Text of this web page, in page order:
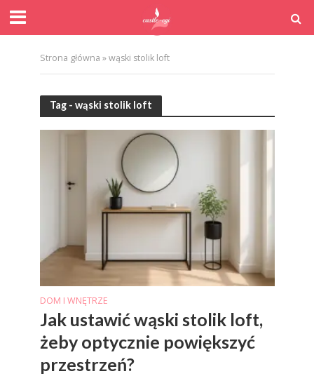
Strona główna »wąski stolik loft
Tag - wąski stolik loft
DOM I WNĘTRZE
Jak ustawić wąski stolik loft,
żeby optycznie powiększyć
przestrzeń?